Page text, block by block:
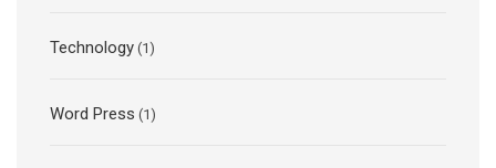
Technology (1)
Word Press (1)